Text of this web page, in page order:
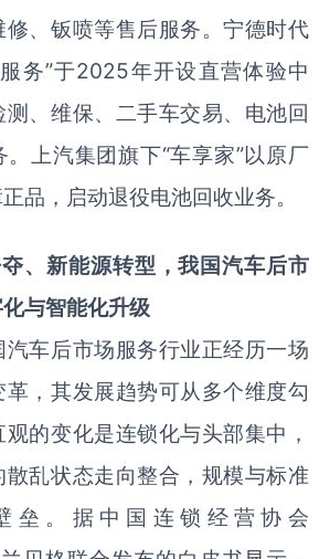
、钣喷等售后服务。宁德时代
务”于2025年开设直营体验中
、维保、二手车交易、电池回
上汽集团旗下“车享家”以原厂
品，启动退役电池回收业务。
、新能源转型 ，我国汽车后市
与智能化升级
汽车后市场服务行业正经历一场
，其发展趋势可从多个维度勾
的变化是连锁化与头部集中，
散乱状态走向整合，规模与标准
垒。据中国连锁经营协会